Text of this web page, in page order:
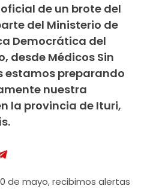
de un brote del
del Ministerio de
Democrática del
desde Médicos Sin
estamos preparando
nuestra
la provincia de Ituri,
de mayo, recibimos alertas